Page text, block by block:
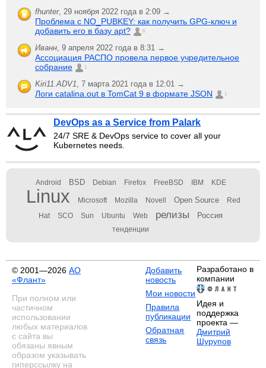
fhunter, 29 ноября 2022 года в 2:09 →
Проблема с NO_PUBKEY: как получить GPG-ключ и
добавить его в базу apt?
6
Иванн 9 апреля 2022 года в 8:31 →
Ассоциация РАСПО провела первое учредительное
собрание
1
Kiri11.ADV1 7 марта 2021 года в 12:01 →
Логи catalina.out в TomCat 9 в формате JSON 1
DevOps as a Service from Palark
24/7 SRE & DevOps service to cover all your
Kubernetes needs.
Android BSD Debian Firefox FreeBSD IBM KDE
Linux Microsoft Mozilla Novell Open Source Red
Hat SCO Sun Ubuntu Web релизы Россия
тенденции
© 2001—2026 АО
«Флант»
При полном или
частичном
использовании
любых материалов
с сайта вы
обязаны явным
образом указывать
гиперссылку на
Добавить
новость
Мои новости
Правила
публикации
Обратная
связь
Разработано в
компании
Идея и
поддержка
проекта —
Дмитрий
Шурупов